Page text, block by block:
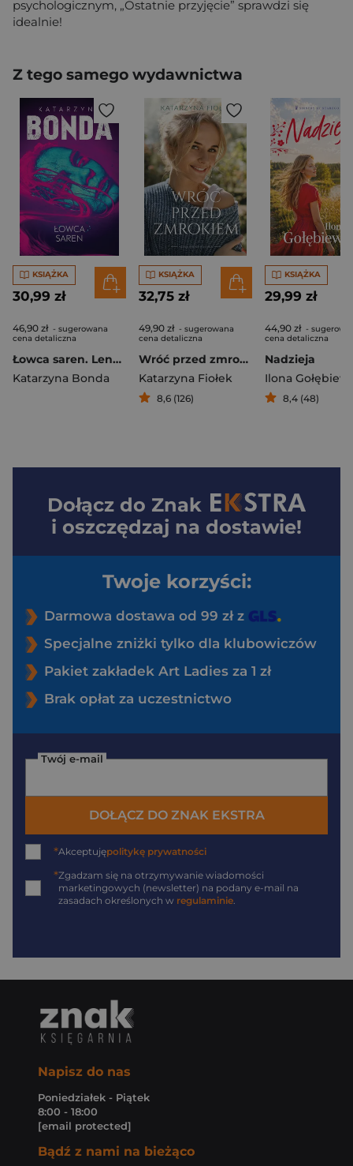
psychologicznym, „Ostatnie przyjęcie” sprawdzi się
idealnie!
Z tego samego wydawnictwa
KSIĄŻKA
30,99 zł
46,90 zł - sugerowana
cena detaliczna
Łowca saren. Lena. Tom 4
Katarzyna Bonda
KSIĄŻKA
32,75 zł
49,90 zł - sugerowana
cena detaliczna
Wróć przed zmrokiem
Katarzyna Fiołek
8,6 (126)
KSIĄŻKA
29,99 zł
44,90 zł -
cena detaliczna
Nadzieja
Ilona
8,4 (48)
Dołącz do Znak
i oszczędzaj na dostawie!
Twoje korzyści:
Darmowa dostawa od 99 zł z
Specjalne zniżki tylko dla klubowiczów
Pakiet zakładek Art Ladies za 1 zł
Brak opłat za uczestnictwo
Twój e-mail
DOŁĄCZ DO ZNAK EKSTRA
*Akceptujępolitykę prywatności
*Zgadzam się na otrzymywanie wiadomości
marketingowych (newsletter) na podany e-mail na
zasadach określonych w regulaminie
Napisz do nas
Poniedziałek - Piątek
8:00 - 18:00
[email protected]
Bądź z nami na bieżąco